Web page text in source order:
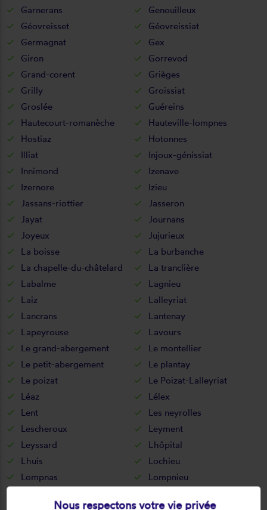
Garnerans
Genouilleux
Géovreisset
Géovreissiat
Germagnat
Gex
Giron
Gorrevod
Grand-corent
Grièges
Grilly
Groissiat
Groslée
Guéreins
Hautecourt-romanèche
Hauteville-lompnes
Hostiaz
Hotonnes
Illiat
Injoux-génissiat
Innimond
Izenave
Izernore
Izieu
Jassans-riottier
Jasseron
Jayat
Journans
Joyeux
Jujurieux
La boisse
La burbanche
La chapelle-du-châtelard
La tranclière
Labalme
Lagnieu
Laiz
Lalleyriat
Lancrans
Lantenay
Lapeyrouse
Lavours
Le grand-abergement
Le montellier
Le petit-abergement
Le plantay
Le poizat
Le Poizat-Lalleyriat
Léaz
Lélex
Lent
Les neyrolles
Lescheroux
Leyment
Leyssard
Lhôpital
Lhuis
Lochieu
Lompnas
Lompnieu
Nous respectons votre vie privée